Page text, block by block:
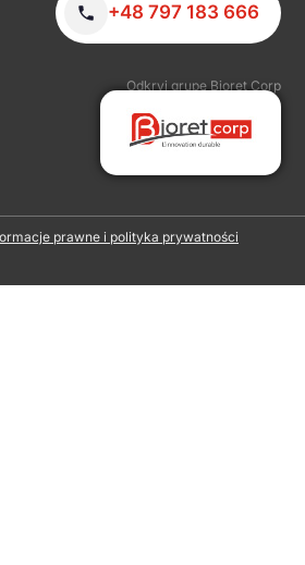
+48 797 183 666
Odkryj grupę Bioret Corp
prawne i polityka prywatności